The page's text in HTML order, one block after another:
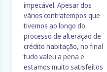
impecável. Apesar dos
vários contratempos que
tivemos ao longo do
processo de alteração de
crédito habitação, no final
tudo valeu a pena e
estamos muito satisfeitos